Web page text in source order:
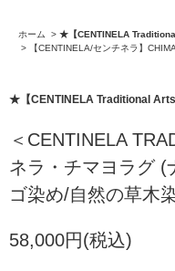
ホーム > ★【CENTINELA
>
【CENTINELA/センチネラ】
★【CENTINELA Traditional Arts
＜CENTINELA
ネラ・チマヨラグ (
ゴ染め/自然の草木
58,000円(税込)